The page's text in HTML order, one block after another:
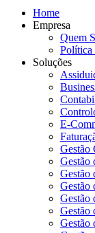
Home
Empresa
Quem
Política
Soluções
E-
Gestão
Gestão
Gestão
Gestão
Gestão
Gestão
Gestão